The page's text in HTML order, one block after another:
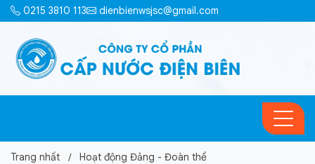
0215 3810 113 dienbienwsjsc@gmail.com
Trang nhất Hoạt động Đảng - Đoàn thể